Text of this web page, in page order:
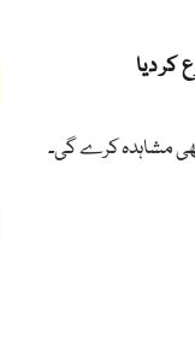
کر دیا
مشاہدہ کرے گی۔